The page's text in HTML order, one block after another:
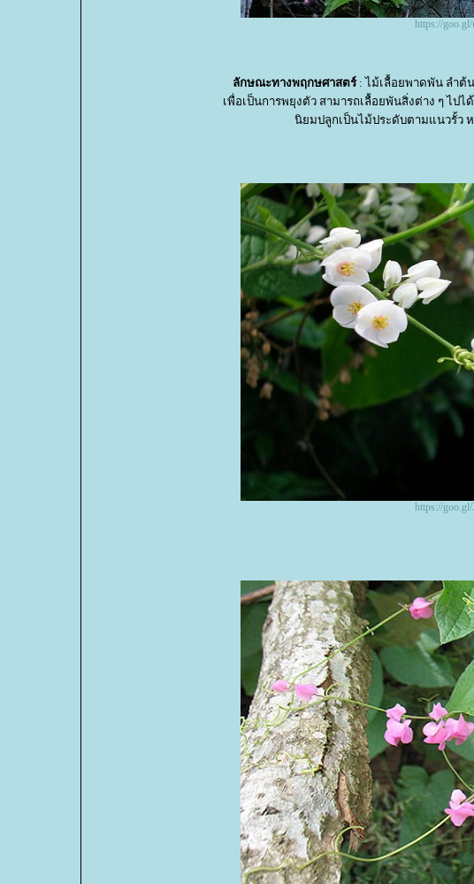
https://
ลักษณะทางพฤกษศาสตร์: ไม้เลื้อยพาดพัน ลำต้น
เพื่อเป็นการพยุงตัว สามารถเลื้อยพันสิ่งต่าง ๆ ไป
นิยมปลูกเป็นไม้ประดับตามแนวรั้ว
https://